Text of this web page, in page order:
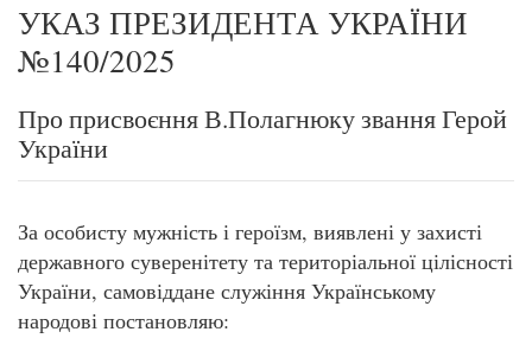
УКАЗ ПРЕЗИДЕНТА УКРАЇНИ
№140/2025
Про присвоєння В.Полагнюку звання Герой
України
За особисту мужність і героїзм, виявлені у захисті
державного суверенітету та територіальної цілісності
України, самовіддане служіння Українському
народові постановляю: